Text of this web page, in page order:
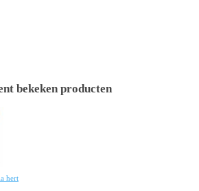
bekeken producten
hert